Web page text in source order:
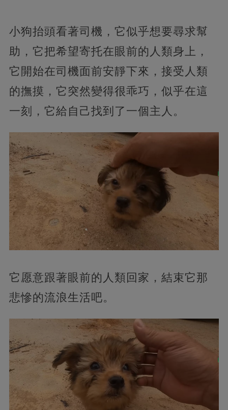
小狗抬頭看著司機，它似乎想要尋求幫
助，它把希望寄托在眼前的人類身上，
它開始在司機面前安靜下來，接受人類
的撫摸，它突然變得很乖巧，似乎在這
一刻，它給自己找到了一個主人。
它愿意跟著眼前的人類回家，結束它那
悲慘的流浪生活吧。